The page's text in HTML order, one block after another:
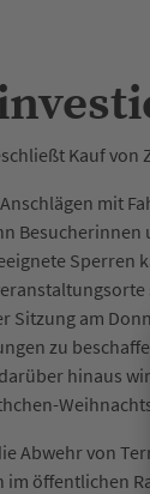
Kauf
mit
Besucherinnen
Sperren
Sitzung am
zu
hinaus
Abwehr von
im öffentlichen